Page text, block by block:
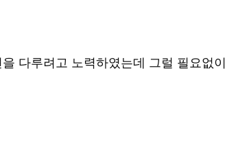
다루려고 노력하였는데 그럴 필요없